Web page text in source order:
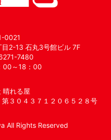
0021
2-13 石丸3号館ビル 7F
7480
00～18：00
晴れる屋
３０４３７１２０６５２８号
All Rights Reserved